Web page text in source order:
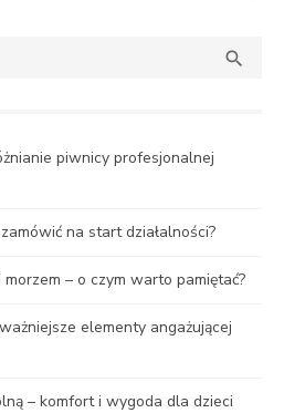

piwnicy profesjonalnej
na start działalności?
– o czym warto pamiętać?
elementy angażującej
– komfort i wygoda dla dzieci